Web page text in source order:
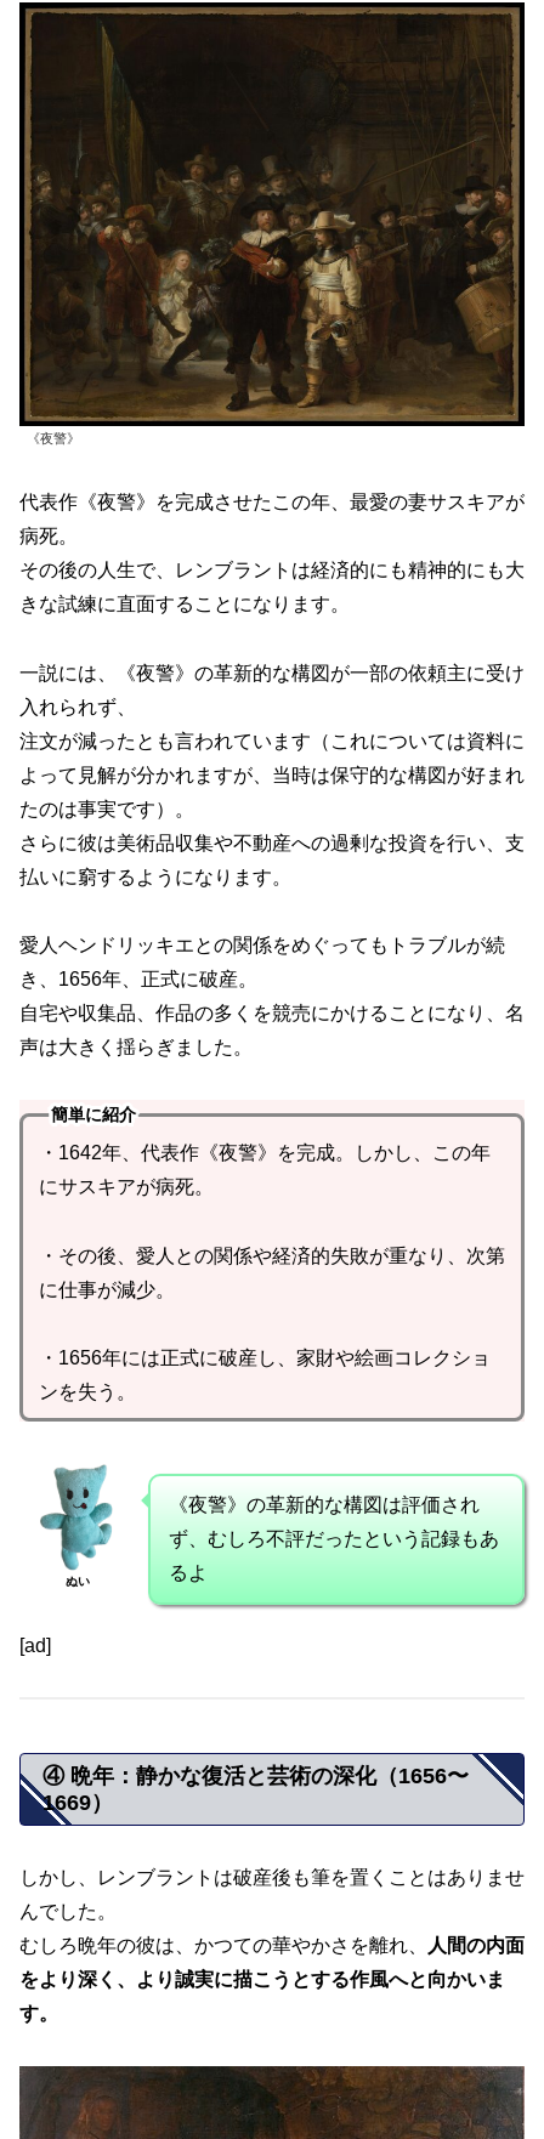
《夜警》
代表作《夜警》を完成させたこの年、最愛の妻サスキアが
病死。
その後の人生で、レンブラントは経済的にも精神的にも大
きな試練に直面することになります。
一説には、《夜警》の革新的な構図が一部の依頼主に受け
入れられず、
注文が減ったとも言われています（これについては資料に
よって見解が分かれますが、当時は保守的な構図が好まれ
たのは事実です）。
さらに彼は美術品収集や不動産への過剰な投資を行い、支
払いに窮するようになります。
愛人ヘンドリッキエとの関係をめぐってもトラブルが続
き、1656年、正式に破産。
自宅や収集品、作品の多くを競売にかけることになり、名
声は大きく揺らぎました。
簡単に紹介
・1642年、代表作《夜警》を完成。しかし、この年
にサスキアが病死。
・その後、愛人との関係や経済的失敗が重なり、次第
に仕事が減少。
・1656年には正式に破産し、家財や絵画コレクショ
ンを失う。
ぬい
《夜警》の革新的な構図は評価され
ず、むしろ不評だったという記録もあ
るよ
[ad]
④ 晩年：静かな復活と芸術の深化（1656〜
1669）
しかし、レンブラントは破産後も筆を置くことはありませ
んでした。
むしろ晩年の彼は、かつての華やかさを離れ、
人間の内面
をより深く、より誠実に描こうとする作風へと向かいま
す。